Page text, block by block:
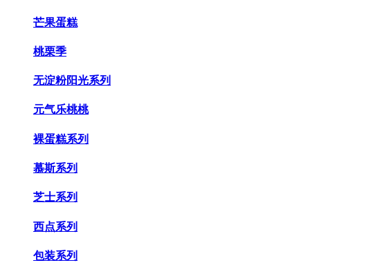
芒果蛋糕
桃栗季
无淀粉阳光系列
元气乐桃桃
裸蛋糕系列
慕斯系列
芝士系列
西点系列
包装系列